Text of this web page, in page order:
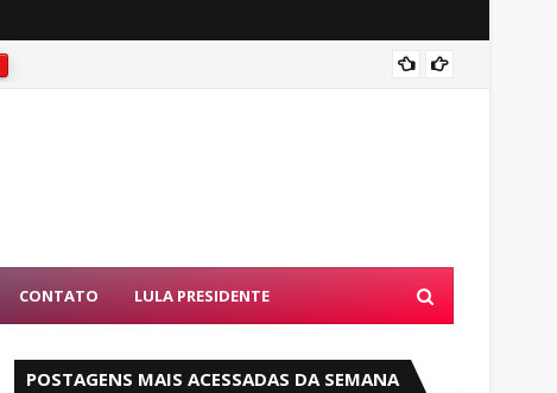
CONTATO LULA PRESIDENTE
POSTAGENS MAIS ACESSADAS DA SEMANA